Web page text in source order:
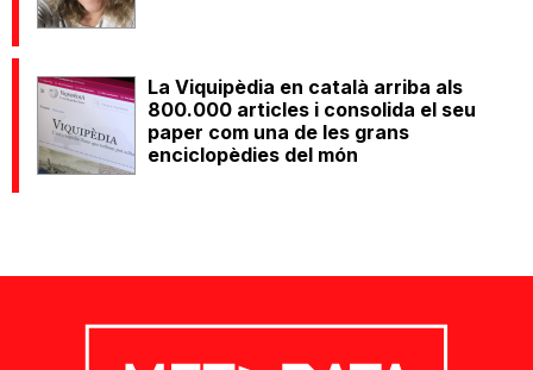
La Viquipèdia en català arriba als
800.000 articles i consolida el seu
paper com una de les grans
enciclopèdies del món